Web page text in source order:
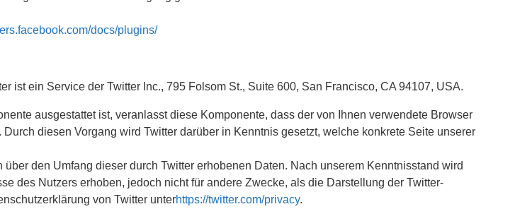
docs/plugins/
ist ein Service der Twitter Inc., 795 Folsom St., Suite 600, San Francisco, CA 94107, USA.
ausgestattet ist, veranlasst diese Komponente, dass der von Ihnen verwendete Browser
diesen Vorgang wird Twitter darüber in Kenntnis gesetzt, welche konkrete Seite unserer
den Umfang dieser durch Twitter erhobenen Daten. Nach unserem Kenntnisstand wird
des Nutzers erhoben, jedoch nicht für andere Zwecke, als die Darstellung der Twitter-
von Twitter unterhttps://twitter.com/privacy.